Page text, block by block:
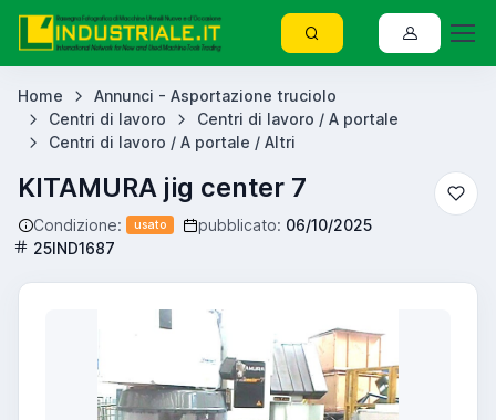
Home
Annunci - Asportazione truciolo
Centri di lavoro
Centri di lavoro / A portale
Centri di lavoro / A portale / Altri
KITAMURA jig center 7
Condizione: usato pubblicato: 06/10/2025
25IND1687